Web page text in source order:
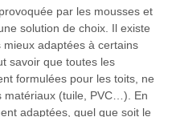
par les mousses et
solution de choix. Il existe
adaptées à certains
savoir que toutes les
formulées pour les toits, ne
matériaux (tuile, PVC…). En
adaptées, quel que soit le